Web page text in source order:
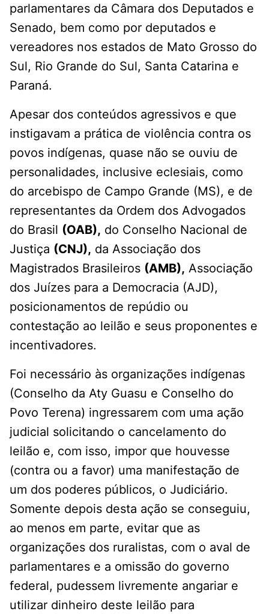
parlamentares da Câmara dos Deputados e
Senado, bem como por deputados e
vereadores nos estados de Mato Grosso do
Sul, Rio Grande do Sul, Santa Catarina e
Paraná.
Apesar dos conteúdos agressivos e que
instigavam a prática de violência contra os
povos indígenas, quase não se ouviu de
personalidades, inclusive eclesiais, como
do arcebispo de Campo Grande (MS), e de
representantes da Ordem dos Advogados
do Brasil (OAB), do Conselho Nacional de
Justiça (CNJ), da Associação dos
Magistrados Brasileiros (AMB), Associação
dos Juízes para a Democracia (AJD),
posicionamentos de repúdio ou
contestação ao leilão e seus proponentes e
incentivadores.
Foi necessário às organizações indígenas
(Conselho da Aty Guasu e Conselho do
Povo Terena) ingressarem com uma ação
judicial solicitando o cancelamento do
leilão e, com isso, impor que houvesse
(contra ou a favor) uma manifestação de
um dos poderes públicos, o Judiciário.
Somente depois desta ação se conseguiu,
ao menos em parte, evitar que as
organizações dos ruralistas, com o aval de
parlamentares e a omissão do governo
federal, pudessem livremente angariar e
utilizar dinheiro deste leilão para